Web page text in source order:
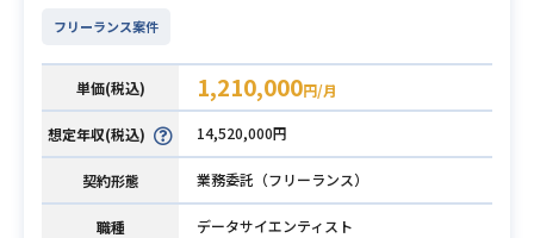
フリーランス案件
単価(税込) 1,210,000円/月
想定年収(税込) 14,520,000円
契約形態 業務委託（フリーランス）
職種 データサイエンティスト